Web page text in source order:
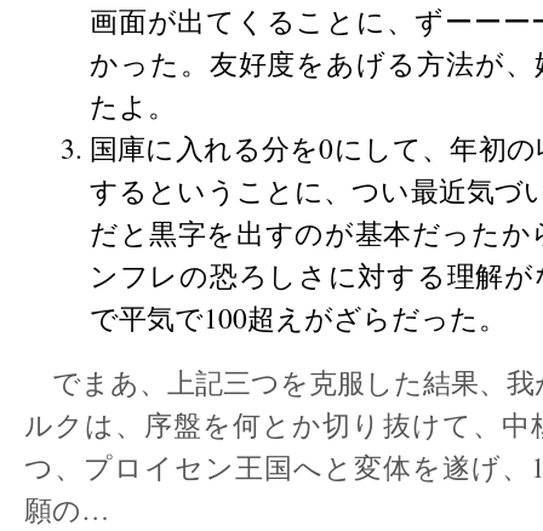
画面が出てくることに、ずーー
かった。友好度をあげる方法が
たよ。
国庫に入れる分を0にして、年初
するということに、つい最近気づ
だと黒字を出すのが基本だった
ンフレの恐ろしさに対する理解が
で平気で100超えがざらだった。
でまあ、上記三つを克服した結果、
ルクは、序盤を何とか切り抜けて、中
つ、プロイセン王国へと変体を遂げ、
願の…